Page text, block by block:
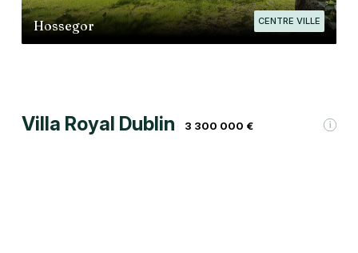
CENTRE VILLE
Hossegor
Villa Royal Dublin 3 300 000 €